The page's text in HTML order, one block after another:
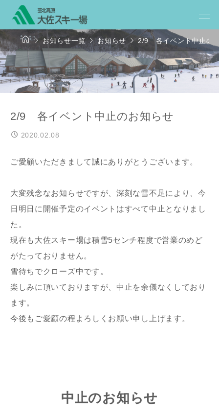
 お知らせ一覧お知らせ2/9 各イベント中止の
2/9 各イベント中止のお知らせ
2020.02.08
ご愛顧いただきまして誠にありがとうございます。
大変残念なお知らせですが、深刻な雪不足により、今
日明日に開催予定のイベントはすべて中止となりまし
た。
現在も大佐スキー場は積雪5センチ程度で営業のめど
がたっておりません。
雪待ちでクローズ中です。
楽しみに頂いておりますが、中止を余儀なくしており
ます。
今後もご愛顧の程よろしくお願い申し上げます。
中止のお知らせ